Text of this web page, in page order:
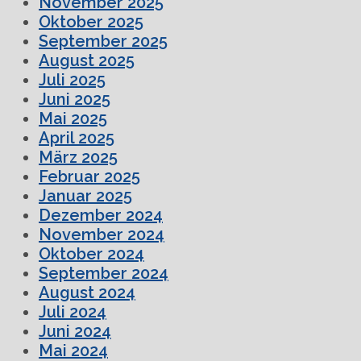
Oktober 2025
September 2025
August 2025
Juli 2025
Juni 2025
Mai 2025
April 2025
März 2025
Februar 2025
Januar 2025
Dezember 2024
November 2024
Oktober 2024
September 2024
August 2024
Juli 2024
Juni 2024
Mai 2024